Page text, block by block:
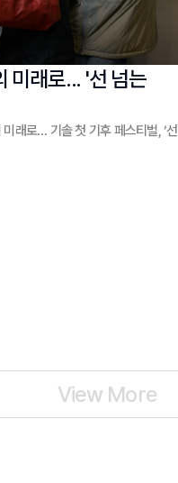
미래로... '선 넘는
래로… 기솔 첫 기후 페스티벌, ‘선
View More